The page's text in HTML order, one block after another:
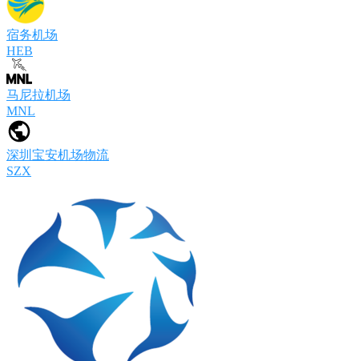
宿务机场
HEB
马尼拉机场
MNL
深圳宝安机场物流
SZX